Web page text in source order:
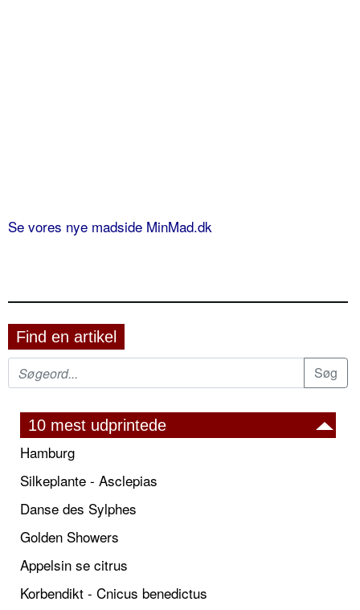
Se vores nye madside MinMad.dk
Find en artikel
10 mest udprintede
Hamburg
Silkeplante - Asclepias
Danse des Sylphes
Golden Showers
Appelsin se citrus
Korbendikt - Cnicus benedictus